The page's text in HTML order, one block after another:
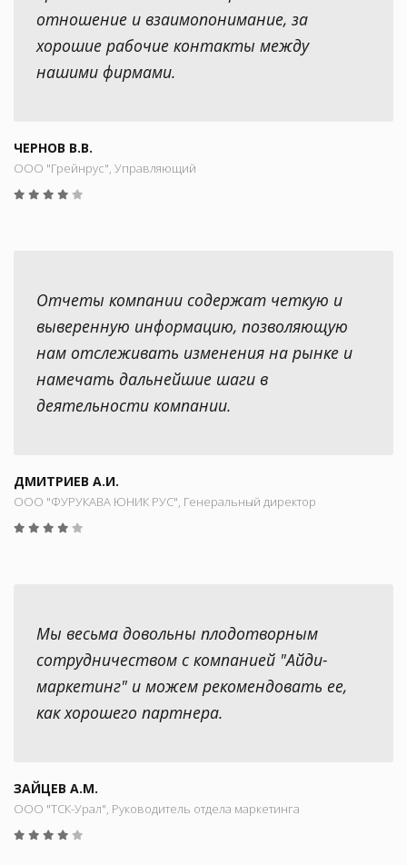
отношение и взаимопонимание, за
хорошие рабочие контакты между
нашими фирмами.
ЧЕРНОВ В.В.
ООО "Грейнрус", Управляющий
Отчеты компании содержат четкую и
выверенную информацию, позволяющую
нам отслеживать изменения на рынке и
намечать дальнейшие шаги в
деятельности компании.
ДМИТРИЕВ А.И.
ООО "ФУРУКАВА ЮНИК РУС", Генеральный директор
Мы весьма довольны плодотворным
сотрудничеством с компанией "Айди-
маркетинг" и можем рекомендовать ее,
как хорошего партнера.
ЗАЙЦЕВ А.М.
ООО "ТСК-Урал", Руководитель отдела маркетинга